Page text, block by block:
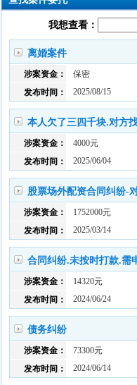
我想查看：
离婚案件
涉案资金：
保密
发布时间：
2025/08/15
本人欠了三四千块.对方
涉案资金：
4000元
发布时间：
2025/06/04
股票场外配资合同纠纷-
涉案资金：
1752000元
发布时间：
2025/03/14
合同纠纷.未按时打款.需
涉案资金：
14320元
发布时间：
2024/06/24
债务纠纷
涉案资金：
73300元
发布时间：
2024/06/14